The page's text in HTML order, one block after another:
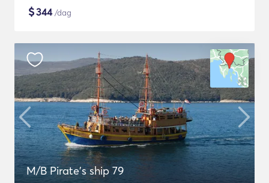
$344/dag
M/B Pirate's ship 79